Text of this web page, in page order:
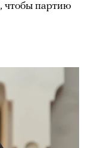
чтобы партию